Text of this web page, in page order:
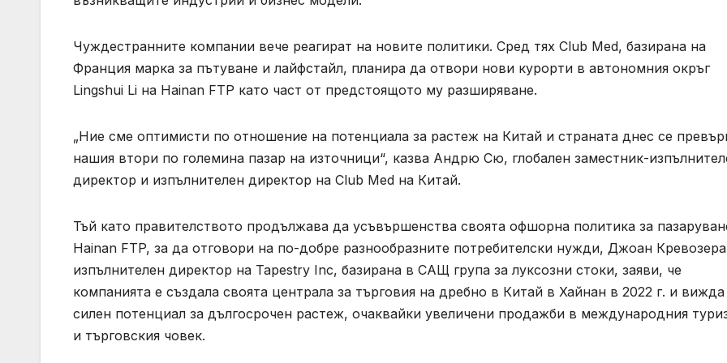
Чуждестранните компании вече реагират на новите политики. Сред тях Club Med, базирана на
Франция марка за пътуване и лайфстайл, планира да отвори нови курорти в автономния окръг
Lingshui Li на Hainan FTP като част от предстоящото му разширяване.
„Ние сме оптимисти по отношение на потенциала за растеж на Китай и страната днес се
нашия втори по големина пазар на източници“, казва Андрю Сю, глобален заместник-
директор и изпълнителен директор на Club Med на Китай.
Тъй като правителството продължава да усъвършенства своята офшорна политика за
Hainan FTP, за да отговори на по-добре разнообразните потребителски нужди, Джоан
изпълнителен директор на Tapestry Inc, базирана в САЩ група за луксозни стоки, заяви, че
компанията е създала своята централа за търговия на дребно в Китай в Хайнан в 2022 г. и вижда
силен потенциал за дългосрочен растеж, очаквайки увеличени продажби в международния
и търговския човек.